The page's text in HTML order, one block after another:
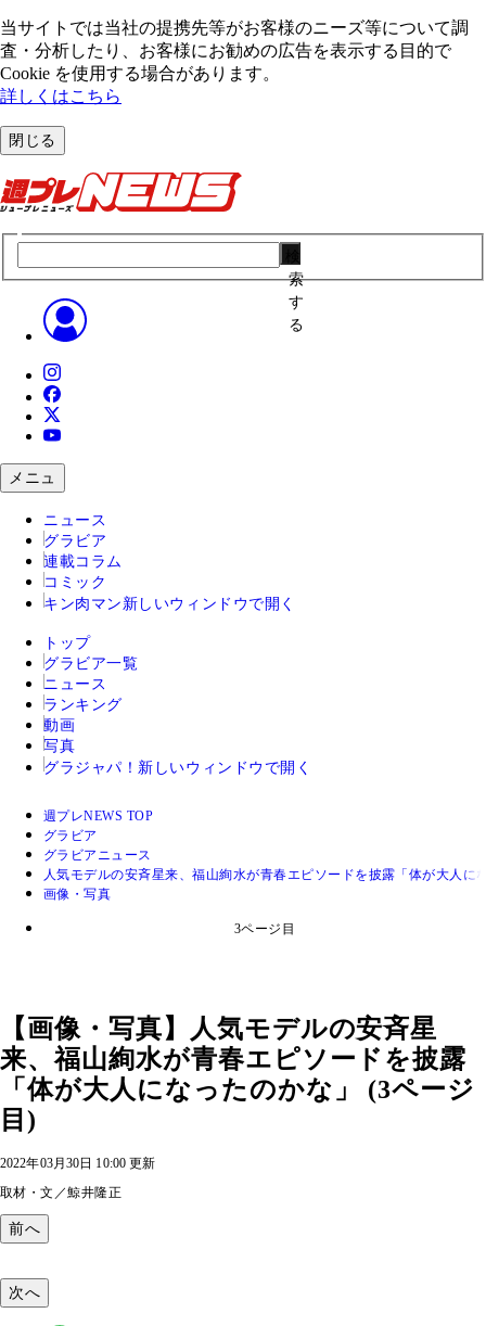
当サイトでは当社の提携先等がお客様のニーズ等について調
査・分析したり、お客様にお勧めの広告を表⽰する⽬的で
Cookie を使⽤する場合があります。
詳しくはこちら
閉じる
索
す
る
メニュ
ニュース
グラビア
連載コラム
コミック
キン肉マン 新しいウィンドウで開く
トップ
グラビア一覧
ニュース
ランキング
動画
写真
グラジャパ！ 新しいウィンドウで開く
週プレNEWS TOP
グラビア
グラビアニュース
人気モデルの安斉星来、福山絢水が青春エピソードを披露「体が大人に
画像・写真
3ページ目
【画像・写真】人気モデルの安斉星
来、福山絢水が青春エピソードを披露
「体が大人になったのかな」 (3ページ
目)
2022年03月30日 10:00 更新
取材・文／鯨井隆正
前へ
次へ